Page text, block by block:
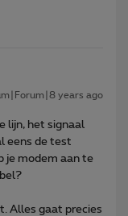
years ago
lijn, het signaal
eens de test
je modem aan te
Alles gaat precies